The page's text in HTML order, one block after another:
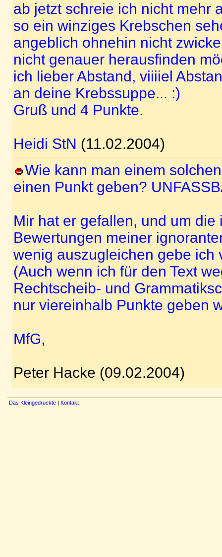
ab jetzt schreie ich nicht mehr
so ein winziges Krebschen
angeblich ohnehin nicht
nicht genauer herausfinden
ich lieber Abstand, viiiiel
an deine Krebssuppe... :)
Gruß und 4 Punkte.
Heidi StN (11.02.2004)
Wie kann man einem
einen Punkt geben?
Mir hat er gefallen, und um die
Bewertungen meiner
wenig auszugleichen gebe ich
(Auch wenn ich für den Text
Rechtscheib- und
nur viereinhalb Punkte geben
MfG,
Peter Hacke (09.02.2004)
Das Kleingedruckte | Kontakt